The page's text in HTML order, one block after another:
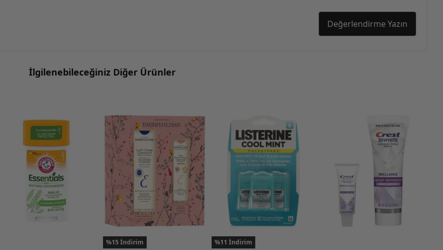
Değerlendirme Yazın
İlgilenebileceğiniz Diğer Ürünler
%15 İndirim %11 İndirim